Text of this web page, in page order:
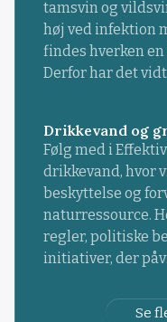
tamsvin og
høj ved infektion
findes hverken
Derfor har det
Drikkevand og
Følg med i
drikkevand, hvor
beskyttelse og
naturressource.
regler, politiske
initiativer, der
Se